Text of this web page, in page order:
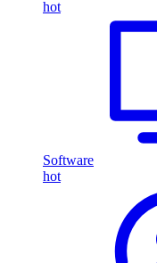
hot
Software
hot